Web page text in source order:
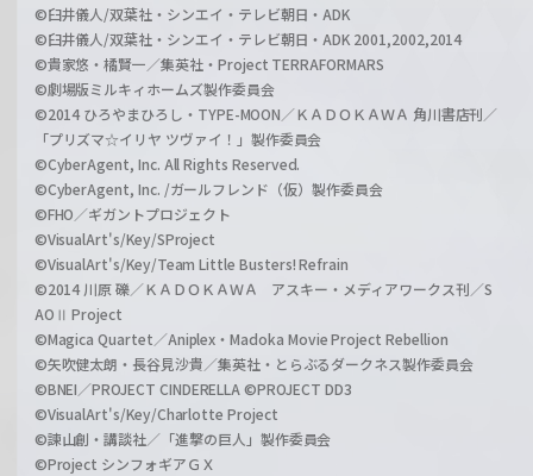
©臼井儀人/双葉社・シンエイ・テレビ朝日・ADK
©臼井儀人/双葉社・シンエイ・テレビ朝日・ADK 2001,2002,2014
©貴家悠・橘賢一／集英社・Project TERRAFORMARS
©劇場版ミルキィホームズ製作委員会
©2014 ひろやまひろし・TYPE-MOON／ＫＡＤＯＫＡＷＡ 角川書店刊／
「プリズマ☆イリヤ ツヴァイ！」製作委員会
©CyberAgent, Inc. All Rights Reserved.
©CyberAgent, Inc. /ガールフレンド（仮）製作委員会
©FHO／ギガントプロジェクト
©VisualArt's/Key/SProject
©VisualArt's/Key/Team Little Busters! Refrain
©2014 川原 礫／ＫＡＤＯＫＡＷＡ アスキー・メディアワークス刊／S
AOⅡ Project
©Magica Quartet／Aniplex・Madoka Movie Project Rebellion
©矢吹健太朗・長谷見沙貴／集英社・とらぶるダークネス製作委員会
©BNEI／PROJECT CINDERELLA ©PROJECT DD3
©VisualArt's/Key/Charlotte Project
©諫山創・講談社／「進撃の巨人」製作委員会
©Project シンフォギアＧＸ